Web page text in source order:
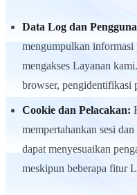
Data Log dan
mengumpulkan informasi
mengakses Layanan
browser, pengidentifikasi
Cookie dan Pelacakan:
mempertahankan sesi
dapat menyesuaikan
meskipun beberapa fitur